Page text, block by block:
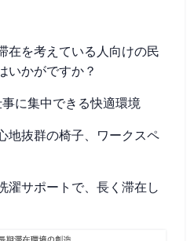
在を考えている人向けの民
いかがですか？
に集中できる快適環境
地抜群の椅子、ワークスペ
濯サポートで、長く滞在し